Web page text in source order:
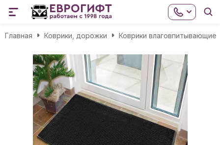
Главная Коврики, дорожки Коврики влаговпитывающие